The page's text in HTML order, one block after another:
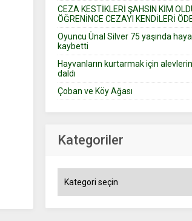
CEZA KESTİKLERİ ŞAHSIN KİM
ÖĞRENİNCE CEZAYI KENDİLERİ
Oyuncu Ünal Silver 75 yaşında
kaybetti
Hayvanların kurtarmak için
daldı
Çoban ve Köy Ağası
Kategoriler